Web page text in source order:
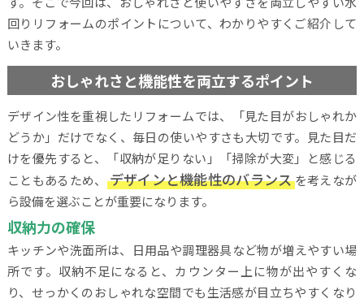
回りリフォームのポイントについて、わかりやすくご紹介して
いきます。
おしゃれさと機能性を両立するポイント
デザイン性を重視したリフォームでは、「見た目がおしゃれか
どうか」だけでなく、毎日の使いやすさも大切です。見た目だ
けを優先すると、「収納が足りない」「掃除が大変」と感じる
こともあるため、
デザインと機能性のバランスを考えなが
ら設備を選ぶことが重要になります。
収納力の確保
キッチンや洗面所は、日用品や調理器具など物が増えやすい場
所です。収納不足になると、カウンター上に物が出やすくな
り、せっかくのおしゃれな空間でも生活感が目立ちやすくなり